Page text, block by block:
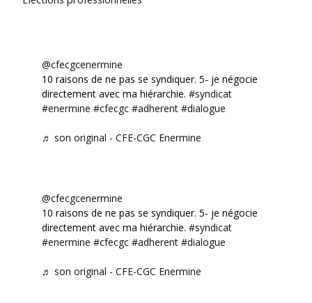
@cfecgcenermine
10 raisons de ne pas se syndiquer. 5- je négocie
directement avec ma hiérarchie. #syndicat
#enermine #cfecgc #adherent #dialogue
♬ son original - CFE-CGC Enermine
@cfecgcenermine
10 raisons de ne pas se syndiquer. 5- je négocie
directement avec ma hiérarchie. #syndicat
#enermine #cfecgc #adherent #dialogue
♬ son original - CFE-CGC Enermine